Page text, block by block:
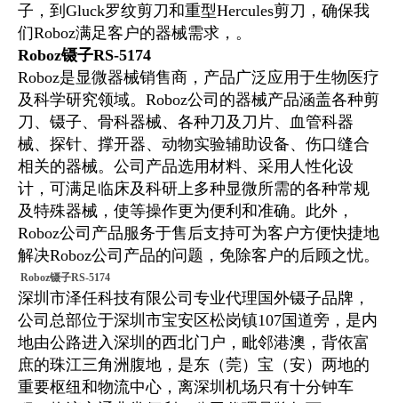
子，到Gluck罗纹剪刀和重型Hercules剪刀，确保我
们Roboz满足客户的器械需求，。
Roboz镊子RS-5174
Roboz是显微器械销售商，产品广泛应用于生物医疗
及科学研究领域。 Roboz公司的器械产品涵盖各种剪
刀、镊子、骨科器械、各种刀及刀片、血管科器
械、探针、撑开器、动物实验辅助设备、伤口缝合
相关的器械。公司产品选用材料、采用人性化设
计，可满足临床及科研上多种显微所需的各种常规
及特殊器械，使等操作更为便利和准确。此外，
Roboz公司产品服务于售后支持可为客户方便快捷地
解决Roboz公司产品的问题，免除客户的后顾之忧。
Roboz镊子RS-5174
深圳市泽任科技有限公司专业代理国外镊子品牌，
公司总部位于深圳市宝安区松岗镇107国道旁，是内
地由公路进入深圳的西北门户，毗邻港澳，背依富
庶的珠江三角洲腹地，是东（莞）宝（安）两地的
重要枢纽和物流中心，离深圳机场只有十分钟车